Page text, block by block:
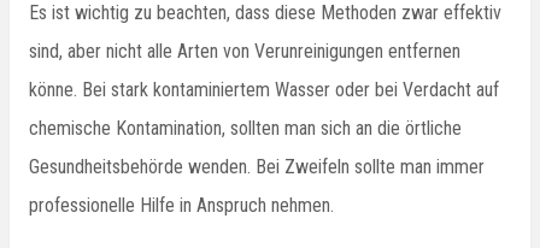
Es ist wichtig zu beachten, dass diese Methoden zwar effektiv
sind, aber nicht alle Arten von Verunreinigungen entfernen
könne. Bei stark kontaminiertem Wasser oder bei Verdacht auf
chemische Kontamination, sollten man sich an die örtliche
Gesundheitsbehörde wenden. Bei Zweifeln sollte man immer
professionelle Hilfe in Anspruch nehmen.